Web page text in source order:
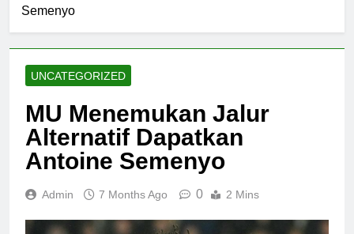
Semenyo
UNCATEGORIZED
MU Menemukan Jalur
Alternatif Dapatkan
Antoine Semenyo
Admin 7 Months Ago 0 2 Mins